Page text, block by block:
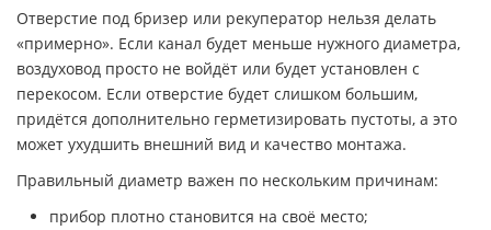
Отверстие под бризер или рекуператор нельзя делать
«примерно». Если канал будет меньше нужного диаметра,
воздуховод просто не войдёт или будет установлен с
перекосом. Если отверстие будет слишком большим,
придётся дополнительно герметизировать пустоты, а это
может ухудшить внешний вид и качество монтажа.
Правильный диаметр важен по нескольким причинам:
прибор плотно становится на своё место;